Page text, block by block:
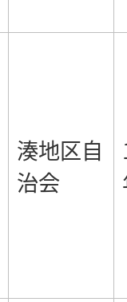
湊地区自
治会